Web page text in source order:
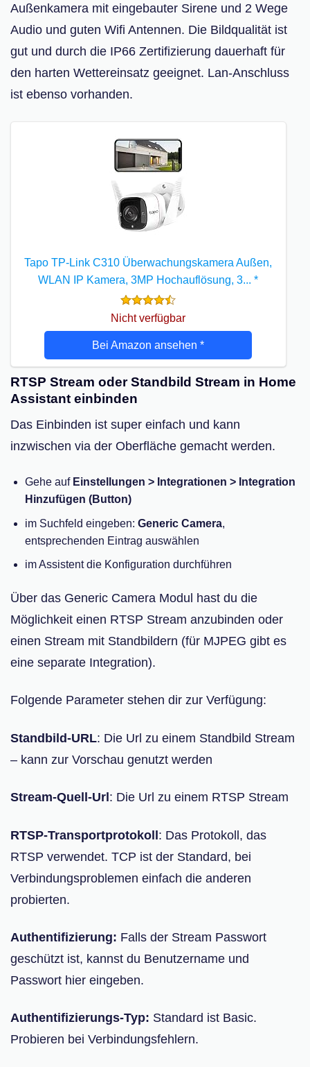
Außenkamera mit eingebauter Sirene und 2 Wege
Audio und guten Wifi Antennen. Die Bildqualität ist
gut und durch die IP66 Zertifizierung dauerhaft für
den harten Wettereinsatz geeignet. Lan-Anschluss
ist ebenso vorhanden.
Tapo TP-Link C310 Überwachungskamera Außen,
WLAN IP Kamera, 3MP Hochauflösung, 3...*
Nicht verfügbar
Bei Amazon ansehen*
RTSP Stream oder Standbild Stream in Home
Assistant einbinden
Das Einbinden ist super einfach und kann
inzwischen via der Oberfläche gemacht werden.
Gehe auf Einstellungen > Integrationen > Integration
Hinzufügen (Button)
im Suchfeld eingeben: Generic Camera,
entsprechenden Eintrag auswählen
im Assistent die Konfiguration durchführen
Über das Generic Camera Modul hast du die
Möglichkeit einen RTSP Stream anzubinden oder
einen Stream mit Standbildern (für MJPEG gibt es
eine separate Integration).
Folgende Parameter stehen dir zur Verfügung:
Standbild-URL: Die Url zu einem Standbild Stream
– kann zur Vorschau genutzt werden
Stream-Quell-Url : Die Url zu einem RTSP Stream
RTSP-Transportprotokoll: Das Protokoll, das
RTSP verwendet. TCP ist der Standard, bei
Verbindungsproblemen einfach die anderen
probierten.
Authentifizierung: Falls der Stream Passwort
geschützt ist, kannst du Benutzername und
Passwort hier eingeben.
Authentifizierungs-Typ: Standard ist Basic.
Probieren bei Verbindungsfehlern.